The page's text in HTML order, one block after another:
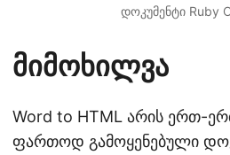
დოკუმენტი Ruby
მიმოხილვა
Word to HTML არის ერთ-
ფართოდ გამოყენებული